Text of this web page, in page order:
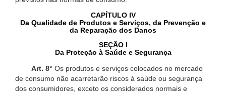
CAPÍTULO IV
Da Qualidade de Produtos e Serviços, da Prevenção e
da Reparação dos Danos
SEÇÃO I
Da Proteção à Saúde e Segurança
Art. 8° Os produtos e serviços colocados no mercado
de consumo não acarretarão riscos à saúde ou segurança
dos consumidores, exceto os considerados normais e